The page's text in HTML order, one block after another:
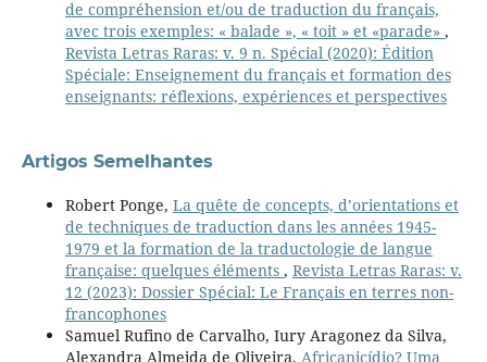
de compréhension et/ou de traduction du français,
avec trois exemples: « balade », « toit » et «parade» ,
Revista Letras Raras: v. 9 n. Spécial (2020): Édition
Spéciale: Enseignement du français et formation des
enseignants: réflexions, expériences et perspectives
Artigos Semelhantes
Robert Ponge, La quête de concepts, d’orientations et
de techniques de traduction dans les années 1945-
1979 et la formation de la traductologie de langue
française: quelques éléments , Revista Letras Raras: v.
12 (2023): Dossier Spécial: Le Français en terres non-
francophones
Samuel Rufino de Carvalho, Iury Aragonez da Silva,
Alexandra Almeida de Oliveira, Africanicídio? Uma